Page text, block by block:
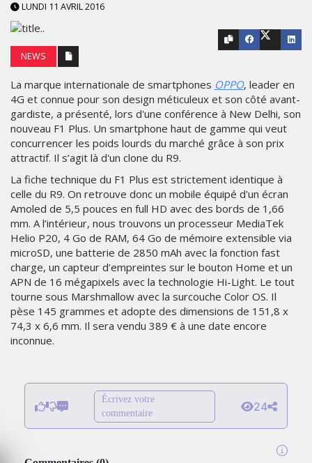
LUNDI 11 AVRIL 2016
NEWS
La marque internationale de smartphones OPPO, leader en
4G et connue pour son design méticuleux et son côté avant-
gardiste, a présenté, lors d'une conférence à New Delhi, son
nouveau F1 Plus. Un smartphone haut de gamme qui veut
concurrencer les poids lourds du marché grâce à son prix
attractif. Il s’agit là d'un clone du R9.
La fiche technique du F1 Plus est strictement identique à
celle du R9. On retrouve donc un mobile équipé d'un écran
Amoled de 5,5 pouces en full HD avec des bords de 1,66
mm. A l’intérieur, nous trouvons un processeur MediaTek
Helio P20, 4 Go de RAM, 64 Go de mémoire extensible via
microSD, une batterie de 2850 mAh avec la fonction fast
charge, un capteur d’empreintes sur le bouton Home et un
APN de 16 mégapixels avec la technologie Hi-Light. Le tout
tourne sous Marshmallow avec la surcouche Color OS. Il
pèse 145 grammes et adopte des dimensions de 151,8 x
74,3 x 6,6 mm. Il sera vendu 389 € à une date encore
inconnue.
Écrivez votre
commentaire
24